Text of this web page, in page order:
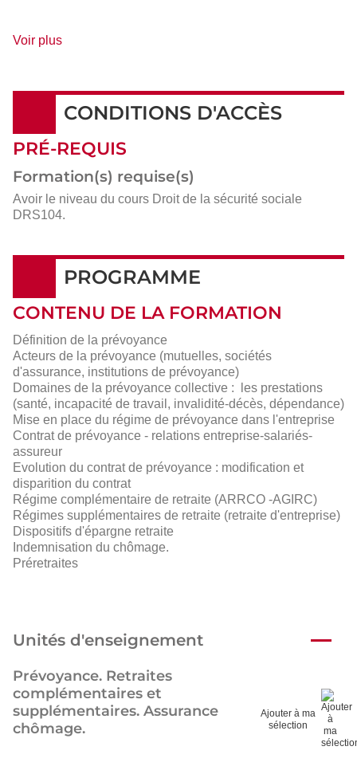
Voir plusde
CONDITIONS D'ACCÈS
PRÉ-REQUIS
Formation(s) requise(s)
Avoir le niveau du cours Droit de la sécurité sociale
DRS104.
PROGRAMME
CONTENU DE LA FORMATION
Définition de la prévoyance
Acteurs de la prévoyance (mutuelles, sociétés
d'assurance, institutions de prévoyance)
Domaines de la prévoyance collective : les prestations
(santé, incapacité de travail, invalidité-décès, dépendance)
Mise en place du régime de prévoyance dans l'entreprise
Contrat de prévoyance - relations entreprise-salariés-
assureur
Evolution du contrat de prévoyance : modification et
disparition du contrat
Régime complémentaire de retraite (ARRCO -AGIRC)
Régimes supplémentaires de retraite (retraite d'entreprise)
Dispositifs d'épargne retraite
Indemnisation du chômage.
Préretraites
Unités d'enseignement
Prévoyance. Retraites
complémentaires et
supplémentaires. Assurance
chômage.
Ajouter à ma
sélection